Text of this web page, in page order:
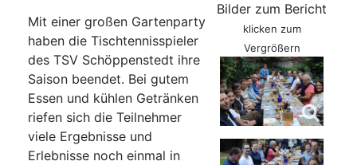
Mit einer großen Gartenparty
haben die Tischtennisspieler
des TSV Schöppenstedt ihre
Saison beendet. Bei gutem
Essen und kühlen Getränken
riefen sich die Teilnehmer
viele Ergebnisse und
Erlebnisse noch einmal in
Bilder zum Bericht
klicken zum
Vergrößern